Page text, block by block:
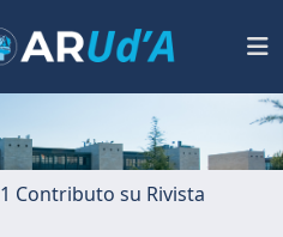
1 Contributo su Rivista